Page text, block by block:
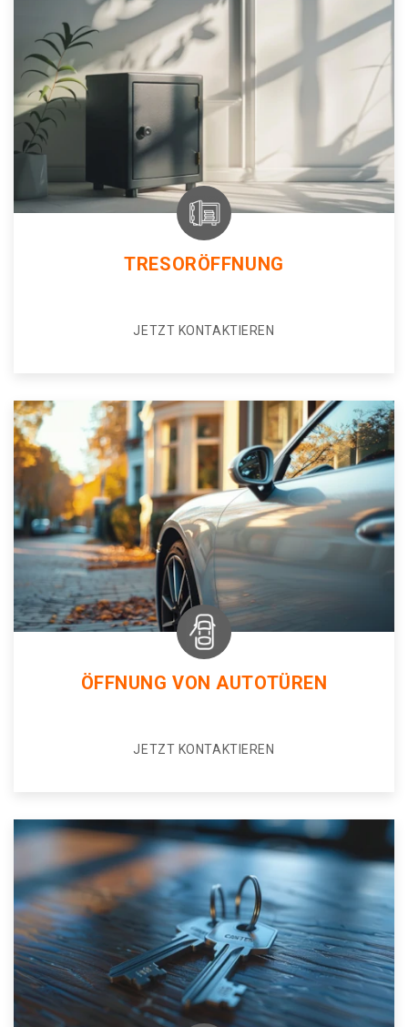
TRESORÖFFNUNG
JETZT KONTAKTIEREN
ÖFFNUNG VON AUTOTÜREN
JETZT KONTAKTIEREN